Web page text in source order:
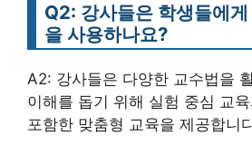
Q2: 강사들은 학생들에
을 사용하나요?
A2: 강사들은 다양한 교수법을
이해를 돕기 위해 실험 중심 교
포함한 맞춤형 교육을 제공합니